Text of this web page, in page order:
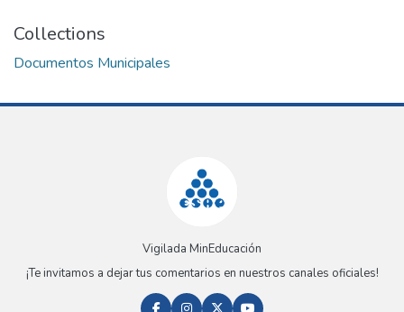
Collections
Documentos Municipales
Vigilada MinEducación
¡Te invitamos a dejar tus comentarios en nuestros canales oficiales!